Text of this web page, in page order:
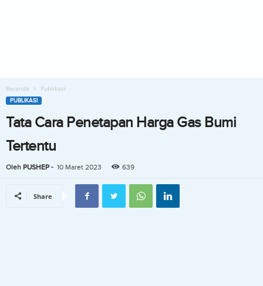
Beranda Publikasi
PUBLIKASI
Tata Cara Penetapan Harga Gas Bumi
Tertentu
Oleh PUSHEP - 10 Maret 2023 639
Share